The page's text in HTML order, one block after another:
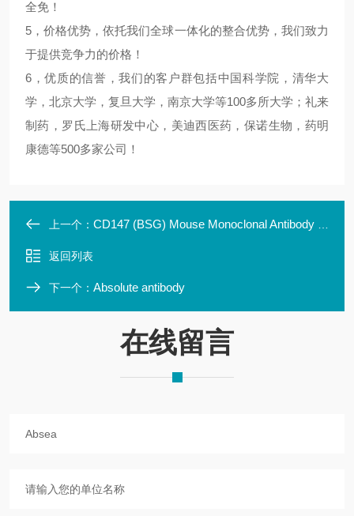
全免！
5，价格优势，依托我们全球一体化的整合优势，我们致力
于提供竞争力的价格！
6，优质的信誉，我们的客户群包括中国科学院，清华大
学，北京大学，复旦大学，南京大学等100多所大学；礼来
制药，罗氏上海研发中心，美迪西医药，保诺生物，药明
康德等500多家公司！
上一个： CD147 (BSG) Mouse Monoclonal Antibody Clone ID: LB
返回列表
下一个： Absolute antibody
在线留言